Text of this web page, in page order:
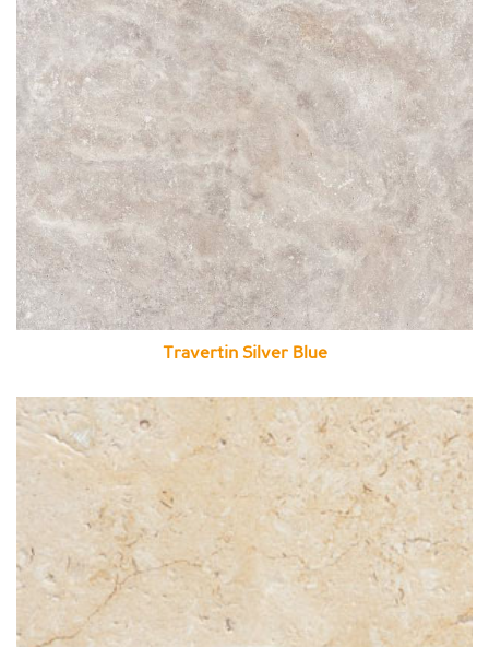
Travertin Silver Blue